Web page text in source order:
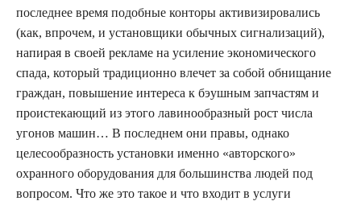
последнее время подобные конторы активизировались
(как, впрочем, и установщики обычных сигнализаций),
напирая в своей рекламе на усиление экономического
спада, который традиционно влечет за собой обнищание
граждан, повышение интереса к бэушным запчастям и
проистекающий из этого лавинообразный рост числа
угонов машин… В последнем они правы, однако
целесообразность установки именно «авторского»
охранного оборудования для большинства людей под
вопросом. Что же это такое и что входит в услуги